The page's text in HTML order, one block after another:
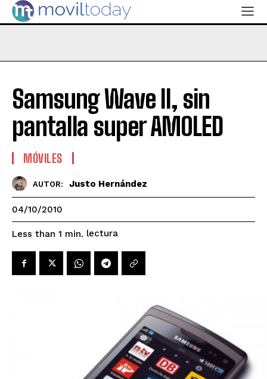
Samsung Wave II, sin
pantalla super AMOLED
MÓVILES
AUTOR: Justo Hernández
04/10/2010
Less than 1 min. lectura